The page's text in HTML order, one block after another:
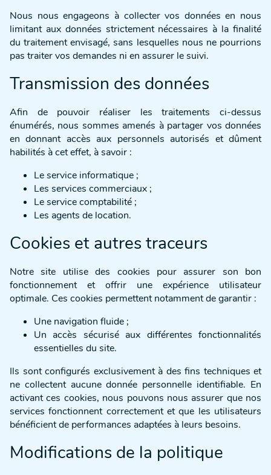
Nous nous engageons à collecter vos données en nous
limitant aux données strictement nécessaires à la finalité
du traitement envisagé, sans lesquelles nous ne pourrions
pas traiter vos demandes ni en assurer le suivi.
Transmission des données
Afin de pouvoir réaliser les traitements ci-dessus
énumérés, nous sommes amenés à partager vos données
en donnant accès aux personnels autorisés et dûment
habilités à cet effet, à savoir :
Le service informatique ;
Les services commerciaux ;
Le service comptabilité ;
Les agents de location.
Cookies et autres traceurs
Notre site utilise des cookies pour assurer son bon
fonctionnement et offrir une expérience utilisateur
optimale. Ces cookies permettent notamment de garantir :
Une navigation fluide ;
Un accès sécurisé aux différentes fonctionnalités
essentielles du site.
Ils sont configurés exclusivement à des fins techniques et
ne collectent aucune donnée personnelle identifiable. En
activant ces cookies, nous pouvons nous assurer que nos
services fonctionnent correctement et que les utilisateurs
bénéficient de performances adaptées à leurs besoins.
Modifications de la politique